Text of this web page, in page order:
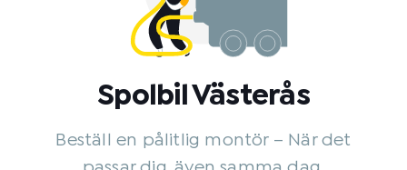
Spolbil Västerås
Beställ en pålitlig montör – När det